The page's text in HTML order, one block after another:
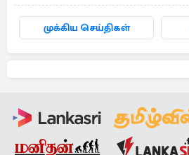
முக்கிய செய்திகள்